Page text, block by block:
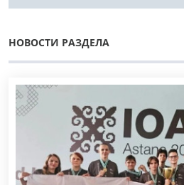
НОВОСТИ РАЗДЕЛА